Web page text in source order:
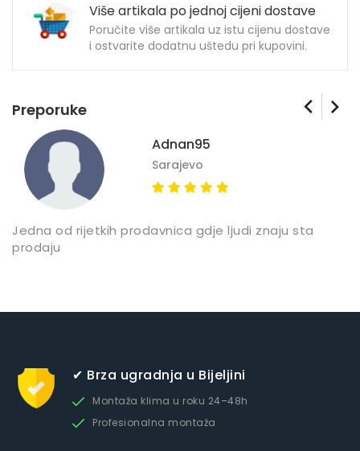
Više artikala po jednoj cijeni dostave
Poručite više artikala uz istu cijenu dostave
i ostvarite dodatnu uštedu pri kupovini.
Preporuke
Adnan95
Sarajevo
Jedna od rijetkih prodavnica gdje ljudi znaju sta
prodaju
✔ Brza ugradnja u Bijeljini
Montaža klima u roku 24–48h
Profesionalna montaža